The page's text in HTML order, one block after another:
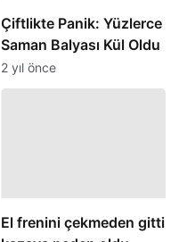
Çiftlikte Panik: Yüzlerce
Saman Balyası Kül Oldu
2 yıl önce
El frenini çekmeden gitti